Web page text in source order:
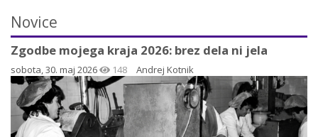
Novice
Zgodbe mojega kraja 2026: brez dela ni jela
sobota, 30. maj 2026 148 Andrej Kotnik